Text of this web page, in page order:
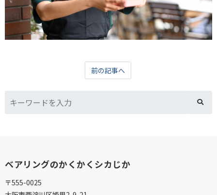
前の記事へ
ベアリングのかくかくシカじか
〒555-0025